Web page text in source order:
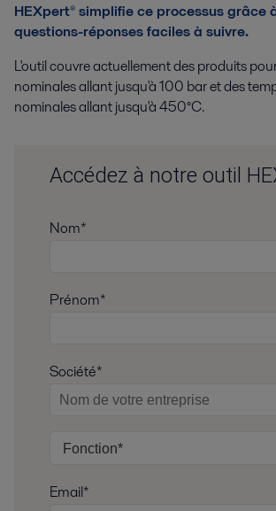
HEXpert®simplifie ce processus grâce
questions-réponses faciles à suivre.
L'outil couvre actuellement des produits
nominales allant jusqu'à 100 bar et des
nominales allant jusqu'à 450°C.
Accédez à notre outil
Nom*
Prénom*
Société*
Email*